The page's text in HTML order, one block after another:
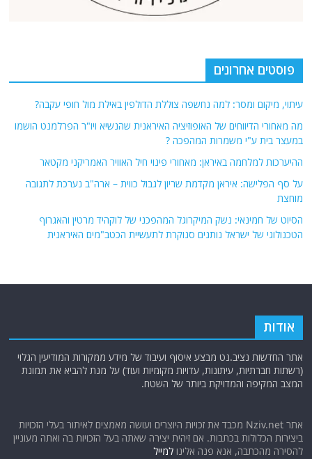
פוסטים אחרונים
עיתוי, מיקום ומסר: למה נחשפה צוללת הדולפין באילת מול חופי עקבה?
מה מאחורי הדיווחים של האופוזיציה האיראנית שהנשיא ויו"ר הפרלמנט הושמו
במעצר בית ע"י משמרות המהפכה ?
ההיערכות למלחמה באיראן: מאחורי פינוי חיל האוויר האמריקני מקטאר
על סף הפלישה: איראן מקדמת שריון לגבול כווית – ארה"ב נערכת לתגובה
מוחצת
הסיוט של חמינאי: נשק המיקרוגל המהפכני של לוקהיד מרטין והאגרוף
הטכנולוגי של ישראל נותנים סנוקרת לתעשיית הכטב"מים האיראנית
אודות
אתר החדשות נציב.נט מבצע איסוף ועיבוד של מידע ממקורות המודיעין הגלוי
(רשתות חברתיות, עיתונות, עדויות מקומיות ועוד) על מנת להביא את תמונת
המצב המקיפה והמדויקת ביותר של השטח.
אתר Nziv.net מכבד את זכויות היוצרים ועושה מאמצים לאיתור בעלי הזכויות
ביצירות הכלולות בכתבות. אם זיהית יצירה שאתה בעל הזכויות בה ואתה מעוניין
להסירה מהכתבה, אנא פנה אלינולמייל